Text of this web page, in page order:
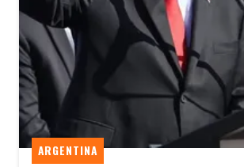
ARGENTINA